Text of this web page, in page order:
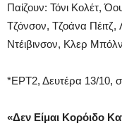
Παίζουν: Τόνι Κολέτ,
Τζόνσον, Τζοάνα Πέιτζ,
Ντέιβινσον, Κλερ
*ΕΡΤ2, Δευτέρα 13/10,
«Δεν Eίμαι Kορόιδο